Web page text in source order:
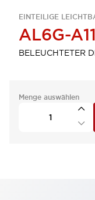
EINTEILIGE
AL6G-
BELEUCHTETER
Menge auswählen